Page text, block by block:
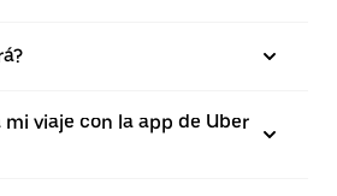
viaje con la app de Uber